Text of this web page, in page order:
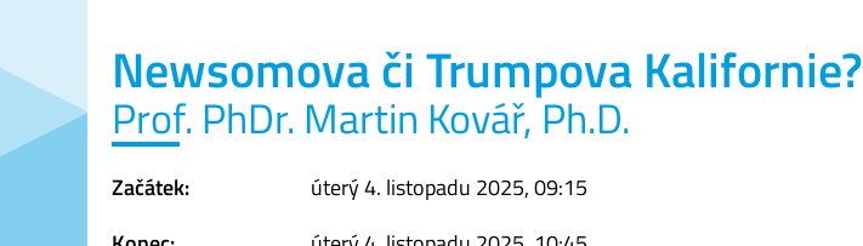
Newsomova či Trumpova Kalifornie?
Prof. PhDr. Martin Kovář, Ph.D.
Začátek:
úterý 4. listopadu 2025, 09:15